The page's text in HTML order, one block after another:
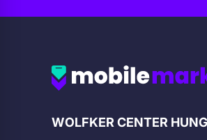
Cégadatok
WOLFKER CENTER